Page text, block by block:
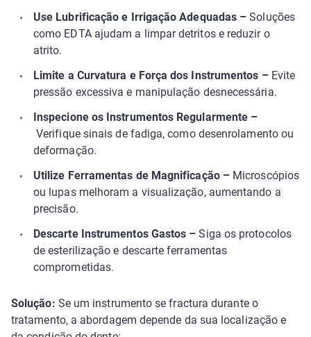
Use Lubrificação e Irrigação Adequadas –Soluções
como EDTA ajudam a limpar detritos e reduzir o
atrito.
Limite a Curvatura e Força dos Instrumentos – Evite
pressão excessiva e manipulação desnecessária.
Inspecione os Instrumentos Regularmente –
Verifique sinais de fadiga, como desenrolamento ou
deformação.
Utilize Ferramentas de Magnificação – Microscópios
ou lupas melhoram a visualização, aumentando a
precisão.
Descarte Instrumentos Gastos –Siga os protocolos
de esterilização e descarte ferramentas
comprometidas.
Solução: Se um instrumento se fractura durante o
tratamento, a abordagem depende da sua localização e